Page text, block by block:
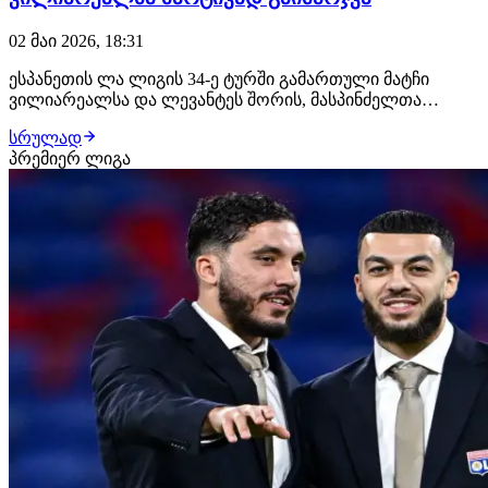
02 მაი 2026, 18:31
ესპანეთის ლა ლიგის 34-ე ტურში გამართული მატჩი
ვილიარეალსა და ლევანტეს შორის, მასპინძელთა
ბრწყინვალე მატჩი ჩაატარა მასპინძელი გუნდის
ქართველმა ფორვარდმა ჟორჟ მიქაუტაძემ, რომელმაც
დუბლი გაიფორმა. ამ გამარჯვებით ვილიარეალმა 68
ქულა დააგროვა,…
სრულად
პრემიერ ლიგა